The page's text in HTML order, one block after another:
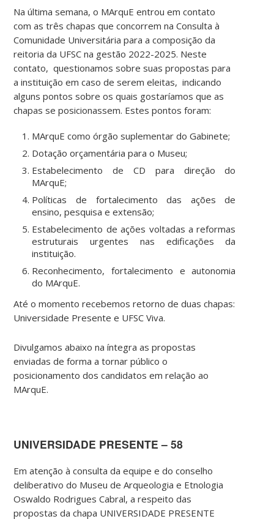
Na última semana, o MArquE entrou em contato
com as três chapas que concorrem na Consulta à
Comunidade Universitária para a composição da
reitoria da UFSC na gestão 2022-2025. Neste
contato, questionamos sobre suas propostas para
a instituição em caso de serem eleitas, indicando
alguns pontos sobre os quais gostaríamos que as
chapas se posicionassem. Estes pontos foram:
MArquE como órgão suplementar do Gabinete;
Dotação orçamentária para o Museu;
Estabelecimento de CD para direção do
MArquE;
Políticas de fortalecimento das ações de
ensino, pesquisa e extensão;
Estabelecimento de ações voltadas a reformas
estruturais urgentes nas edificações da
instituição.
Reconhecimento, fortalecimento e autonomia
do MArquE.
Até o momento recebemos retorno de duas chapas:
Universidade Presente e UFSC Viva.
Divulgamos abaixo na íntegra as propostas
enviadas de forma a tornar público o
posicionamento dos candidatos em relação ao
MArquE.
UNIVERSIDADE PRESENTE – 58
Em atenção à consulta da equipe e do conselho
deliberativo do Museu de Arqueologia e Etnologia
Oswaldo Rodrigues Cabral, a respeito das
propostas da chapa UNIVERSIDADE PRESENTE